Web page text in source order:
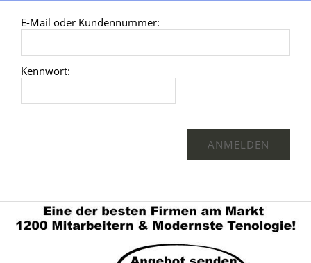
E-Mail oder Kundennummer:
Kennwort: